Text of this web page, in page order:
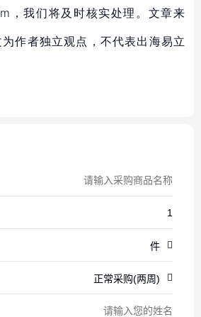
，我们将及时核实处理。文章来
作者独立观点，不代表出海易立